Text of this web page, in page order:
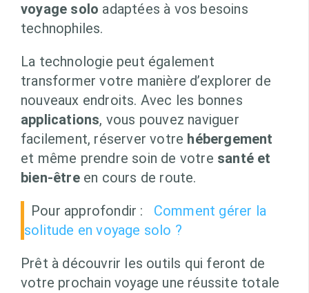
voyage solo adaptées à vos besoins
technophiles.
La technologie peut également
transformer votre manière d’explorer de
nouveaux endroits. Avec les bonnes
applications, vous pouvez naviguer
facilement, réserver votre hébergement
et même prendre soin de votre santé et
bien-êtreen cours de route.
Pour approfondir :
Comment gérer la
solitude en voyage solo ?
Prêt à découvrir les outils qui feront de
votre prochain voyage une réussite totale